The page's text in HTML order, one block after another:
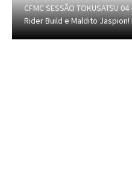
CFMC SESSÃO TOKUSATSU
Rider Build e Maldito